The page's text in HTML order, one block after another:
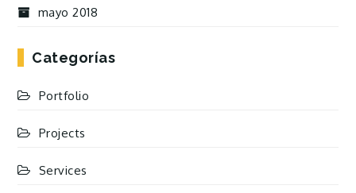
mayo 2018
Categorías
Portfolio
Projects
Services